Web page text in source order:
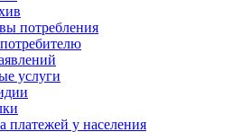
потребления
услуги
платежей у населения